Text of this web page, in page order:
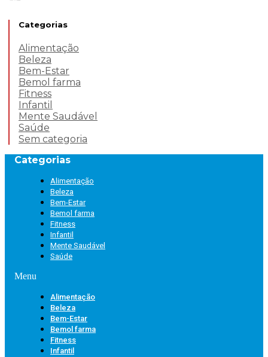
Categorias
Alimentação
Beleza
Bem-Estar
Bemol farma
Fitness
Infantil
Mente Saudável
Saúde
Sem categoria
Categorias
Alimentação
Beleza
Bem-Estar
Bemol farma
Fitness
Infantil
Mente Saudável
Saúde
Menu
Alimentação
Beleza
Bem-Estar
Bemol farma
Fitness
Infantil